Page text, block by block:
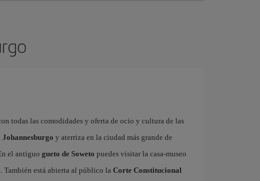
todas las comodidades y oferta de ocio y cultura de las
Johannesburgo y aterriza en la ciudad más grande de
el antiguo gueto de Soweto puedes visitar la casa-museo
está abierta al público la Corte Constitucional